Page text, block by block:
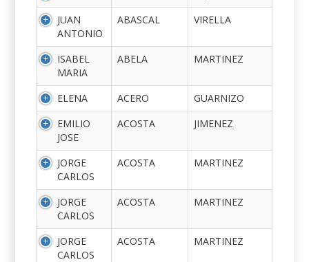
JUAN
ANTONIO
ABASCAL VIRELLA
ISABEL
MARIA
ABELA MARTINEZ
ELENA ACERO
GUARNIZO
EMILIO
JOSE
ACOSTA JIMENEZ
JORGE
CARLOS
ACOSTA MARTINEZ
JORGE
CARLOS
ACOSTA MARTINEZ
JORGE
CARLOS
ACOSTA MARTINEZ